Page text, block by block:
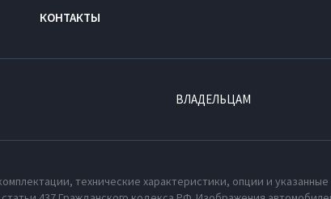
КОНТАКТЫ
ВЛАДЕЛЬЦАМ
технические характеристики, опции и